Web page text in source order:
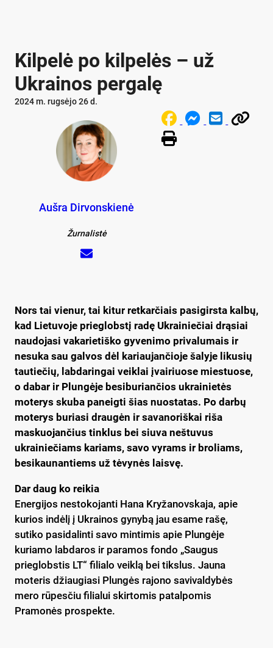
Kilpelė po kilpelės – už
Ukrainos pergalę
2024 m. rugsėjo 26 d.
Aušra Dirvonskienė
Žurnalistė
Nors tai vienur, tai kitur retkarčiais pasigirsta kalbų,
kad Lietuvoje prieglobstį radę Ukrainiečiai drąsiai
naudojasi vakarietiško gyvenimo privalumais ir
nesuka sau galvos dėl kariaujančioje šalyje likusių
tautiečių, labdaringai veiklai įvairiuose miestuose,
o dabar ir Plungėje besiburiančios ukrainietės
moterys skuba paneigti šias nuostatas. Po darbų
moterys buriasi draugėn ir savanoriškai riša
maskuojančius tinklus bei siuva neštuvus
ukrainiečiams kariams, savo vyrams ir broliams,
besikaunantiems už tėvynės laisvę.
Dar daug ko reikia
Energijos nestokojanti Hana Kryžanovskaja, apie
kurios indėlį į Ukrainos gynybą jau esame rašę,
sutiko pasidalinti savo mintimis apie Plungėje
kuriamo labdaros ir paramos fondo „Saugus
prieglobstis LT“ filialo veiklą bei tikslus. Jauna
moteris džiaugiasi Plungės rajono savivaldybės
mero rūpesčiu filialui skirtomis patalpomis
Pramonės prospekte.